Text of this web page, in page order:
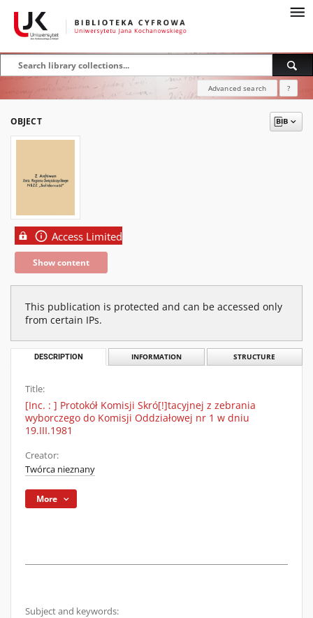
Advanced search ?
OBJECT
Access Limited
Show content
This publication is protected and can be accessed only
from certain IPs.
DESCRIPTION INFORMATION STRUCTURE
Title:
[Inc. : ] Protokół Komisji Skró[!]tacyjnej z zebrania
wyborczego do Komisji Oddziałowej nr 1 w dniu
19.III.1981
Creator:
Twórca nieznany
More
Subject and keywords: